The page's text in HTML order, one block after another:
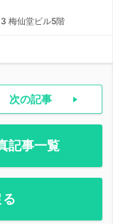
梅仙堂ビル5階
次の記事
記事一覧